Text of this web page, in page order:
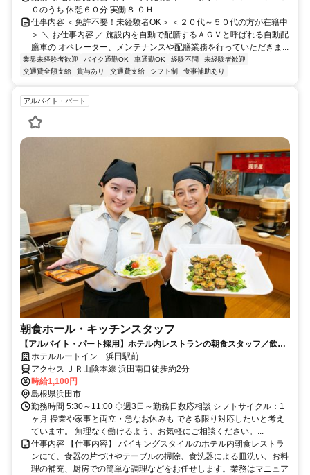
０のうち 休憩６０分 実働８.０Ｈ
仕事内容 ＜免許不要！未経験者OK＞ ＜２０代～５０代の方が在籍中
＞ ＼ お仕事内容 ／ 施設内を自動で配膳するＡＧＶと呼ばれる自動配
膳車の オペレーター、メンテナンスや配膳業務を行っていただきま...
業界未経験者歓迎 バイク通勤OK 車通勤OK 経験不問
未経験者歓迎
交通費全額支給
賞与あり 交通費支給 シフト制 食事補助あり
アルバイト・パート
朝食ホール・キッチンスタッフ
【アルバイト・パート採用】ホテル内レストランの朝食スタッフ／飲食
未経験歓迎！主婦(夫)さん活躍中
ホテルルートイン 浜田駅前
アクセス ＪＲ山陰本線 浜田南口徒歩約2分
時給1,100円
島根県浜田市
勤務時間 5:30～11:00 ◇週3日～勤務日数応相談 シフトサイクル：1
ヶ月 授業や家事と両立・急なお休みも できる限り対応したいと考え
ています。 無理なく働けるよう、お気軽にご相談ください。...
仕事内容 【仕事内容】 バイキングスタイルのホテル内朝食レストラ
ンにて、食器の片づけやテーブルの掃除、食洗器による皿洗い、お料
理の補充、厨房での簡単な調理などをお任せします。業務はマニュア